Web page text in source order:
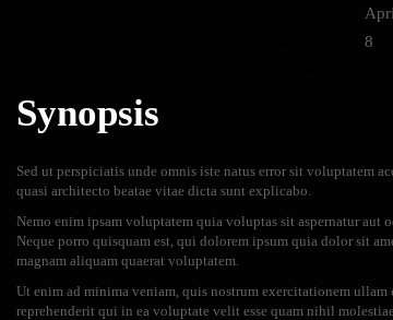
8
Synopsis
Sed ut perspiciatis unde omnis iste natus error sit voluptatem
quasi architecto beatae vitae dicta sunt explicabo.
Nemo enim ipsam voluptatem quia voluptas sit aspernatur
Neque porro quisquam est, qui dolorem ipsum quia dolor sit
magnam aliquam quaerat voluptatem.
Ut enim ad minima veniam, quis nostrum exercitationem
reprehenderit qui in ea voluptate velit esse quam nihil